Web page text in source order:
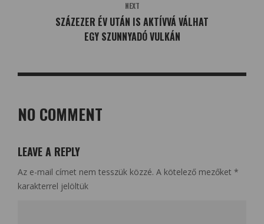
NEXT
SZÁZEZER ÉV UTÁN IS AKTÍVVÁ VÁLHAT
EGY SZUNNYADÓ VULKÁN
NO COMMENT
LEAVE A REPLY
Az e-mail címet nem tesszük közzé. A kötelező mezőket *
karakterrel jelöltük